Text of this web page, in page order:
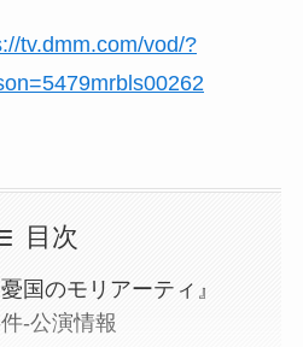
tv.dmm.com/vod/?
目次
国のモリアーティ』
-公演情報